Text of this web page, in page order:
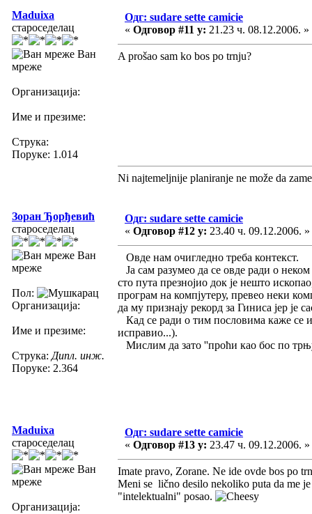
Maduixa
староседелац
Ван
мреже
Организација:
Име и презиме:
Струка:
Поруке: 1.014
Одг: sudare sette camicie
« Одговор #11 у: 21.23 ч. 08.12.2006. »
A prošao sam ko bos po trnju?
Ni najtemeljnije planiranje ne može da
Зоран Ђорђевић
староседелац
Ван
мреже
Пол:
Организација:
Име и презиме:
Струка: Дипл. инж.
Поруке: 2.364
Одг: sudare sette camicie
« Одговор #12 у: 23.40 ч. 09.12.2006. »
Овде нам очигледно треба контекст.
Ја сам разумео да се овде ради о
сто пута презнојио док је нешто
програм на компјутеру, превео неки
да му признају рекорд за Гиниса јер
Кад се ради о тим пословима каже
исправио...).
Мислим да зато ''проћи као бос по
Maduixa
староседелац
Ван
мреже
Организација:
Одг: sudare sette camicie
« Одговор #13 у: 23.47 ч. 09.12.2006. »
Imate pravo, Zorane. Ne ide ovde bos po
Meni se lično desilo nekoliko puta da me
"intelektualni" posao.